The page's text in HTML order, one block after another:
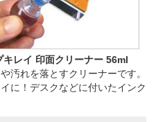
レイ 印面クリーナー 56ml
汚れを落とすクリーナーです。
に！デスクなどに付いたインク